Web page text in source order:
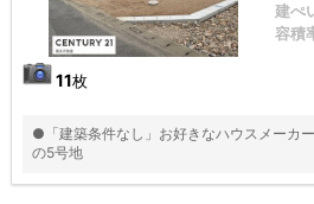
11枚
建ぺ
容積
●「建築条件なし」お好きなハウスメーカ
の5号地